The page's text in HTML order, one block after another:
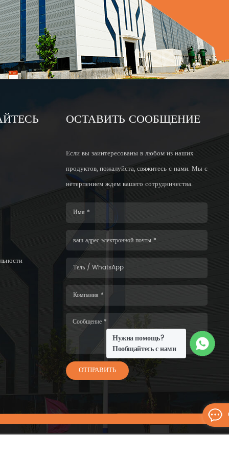
Нужна помощь?
Пообщайтесь с нами
ОСТАВИТЬ СООБЩЕНИЕ
Если вы заинтересованы в любом из наших
продуктов, пожалуйста, свяжитесь с нами. Мы с
нетерпением ждем вашего сотрудничества.
ОТПРАВИТЬ